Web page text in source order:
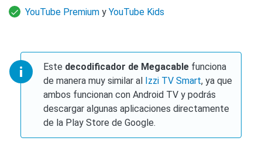
YouTube Premium y YouTube Kids
Este decodificador de Megacable funciona
de manera muy similar al Izzi TV Smart, ya que
ambos funcionan con Android TV y podrás
descargar algunas aplicaciones directamente
de la Play Store de Google.